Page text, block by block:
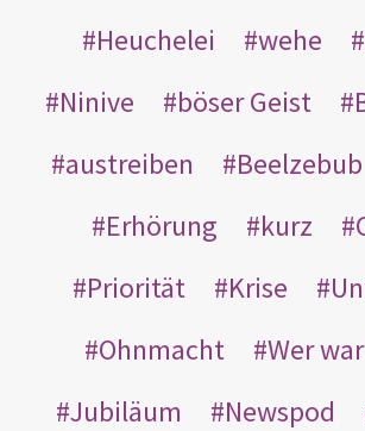
Heuchelei wehe
Ninive
böser Geist
austreiben
Beelzebub
Erhörung
kurz
Priorität
Krise
Ohnmacht
Wer
Jubiläum
Newspod